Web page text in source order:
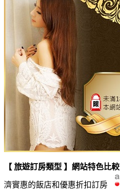
【 旅遊訂房類型 】網站特色比較
濟實惠的飯店和優惠折扣訂房